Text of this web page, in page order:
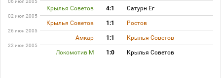
06 июл 2005
Крылья Советов 4:1 Сатурн Ег
02 июл 2005
Крылья Советов 1:1 Ростов
26 июн 2005
Амкар 1:1 Крылья Советов
22 июн 2005
Локомотив М 1:0 Крылья Советов